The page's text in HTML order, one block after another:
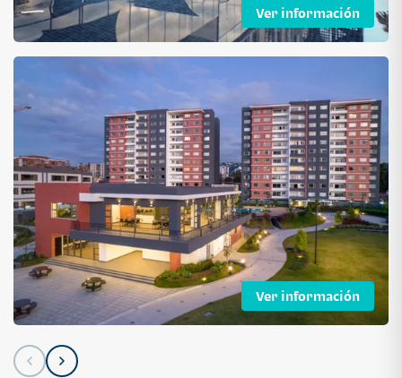
Ver información
Ver información